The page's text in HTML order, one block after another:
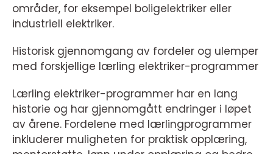
områder, for eksempel boligelektriker eller
industriell elektriker.
Historisk gjennomgang av fordeler og ulemper
med forskjellige lærling elektriker-programmer
Lærling elektriker-programmer har en lang
historie og har gjennomgått endringer i løpet
av årene. Fordelene med lærlingprogrammer
inkluderer muligheten for praktisk opplæring,